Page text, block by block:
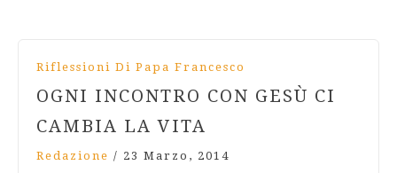
Riflessioni Di Papa Francesco
OGNI INCONTRO CON GESÙ CI
CAMBIA LA VITA
Redazione / 23 Marzo, 2014